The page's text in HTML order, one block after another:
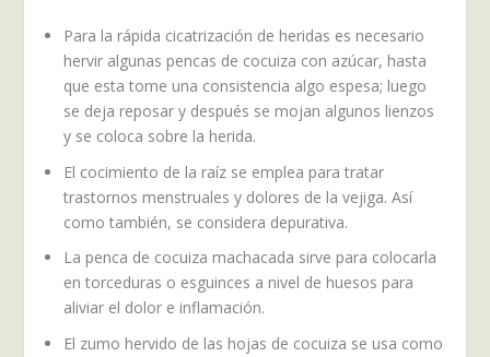
Para la rápida cicatrización de heridas es necesario
hervir algunas pencas de cocuiza con azúcar, hasta
que esta tome una consistencia algo espesa; luego
se deja reposar y después se mojan algunos lienzos
y se coloca sobre la herida.
El cocimiento de la raíz se emplea para tratar
trastornos menstruales y dolores de la vejiga. Así
como también, se considera depurativa.
La penca de cocuiza machacada sirve para colocarla
en torceduras o esguinces a nivel de huesos para
aliviar el dolor e inflamación.
El zumo hervido de las hojas de cocuiza se usa como